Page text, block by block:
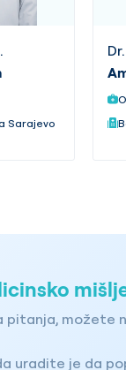
Sarajevo
pitanja, možete
uradite je da